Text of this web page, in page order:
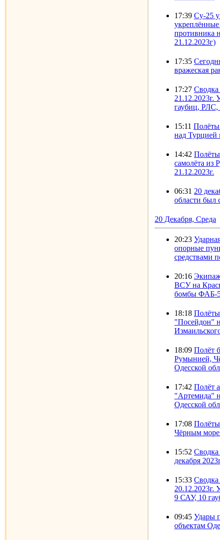
17:39 Су-25
противника
21.12.2023г)
17:35
вражеская
17:27
гаубиц,
15:11 Полёты
над Турцией
14:42 Полёты
самолёта из
21.12.2023г.
06:31 20
области
20 Декабря, Среда
20:23
опорные
средствами
20:16
ВСУ на
бомбы ФАБ-
18:18
"Посейдон"
18:09 Полёт
Румынией,
Одесской
17:42 Полёт
"Артемида"
Одесской
17:08
Чёрным
15:52 Сводка
декабря
15:33
9 САУ, 10
09:45 Удары
объектам